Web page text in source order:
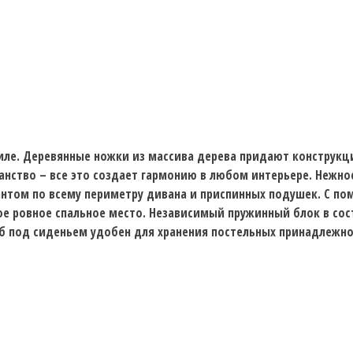
Деревянные ножки из массива дерева придают
– все это создает гармонию в любом интерьере.
по всему периметру дивана и приспинных подушек. С
ровное спальное место. Независимый пружинный блок в
сиденьем удобен для хранения постельных